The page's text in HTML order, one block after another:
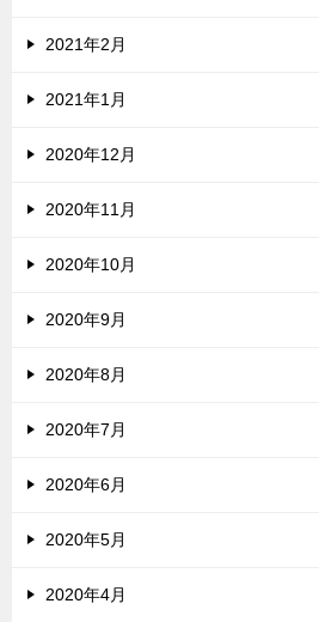
2021年2月
2021年1月
2020年12月
2020年11月
2020年10月
2020年9月
2020年8月
2020年7月
2020年6月
2020年5月
2020年4月